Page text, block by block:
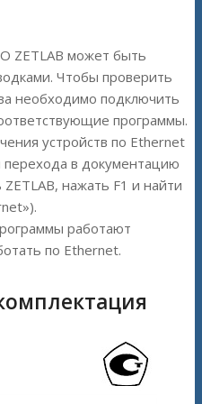
ZETLAB может быть
Чтобы проверить
необходимо подключить
программы.
устройств по Ethernet
в документацию
нажать F1 и найти
работают
по Ethernet.